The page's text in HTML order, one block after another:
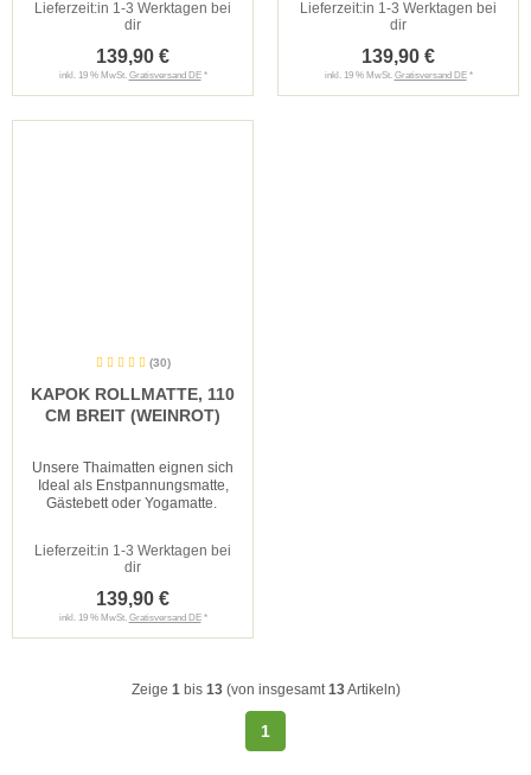
Lieferzeit:in 1-3 Werktagen bei
dir
139,90 €
inkl. 19 % MwSt. Gratisversand DE*
Lieferzeit:in 1-3 Werktagen bei
dir
139,90 €
inkl. 19 % MwSt. Gratisversand DE*
(30)
KAPOK ROLLMATTE, 110
CM BREIT (WEINROT)
Unsere Thaimatten eignen sich
Ideal als Enstpannungsmatte,
Gästebett oder Yogamatte.
Lieferzeit:in 1-3 Werktagen bei
dir
139,90 €
inkl. 19 % MwSt. Gratisversand DE*
Zeige 1bis 13(von insgesamt13Artikeln)
1